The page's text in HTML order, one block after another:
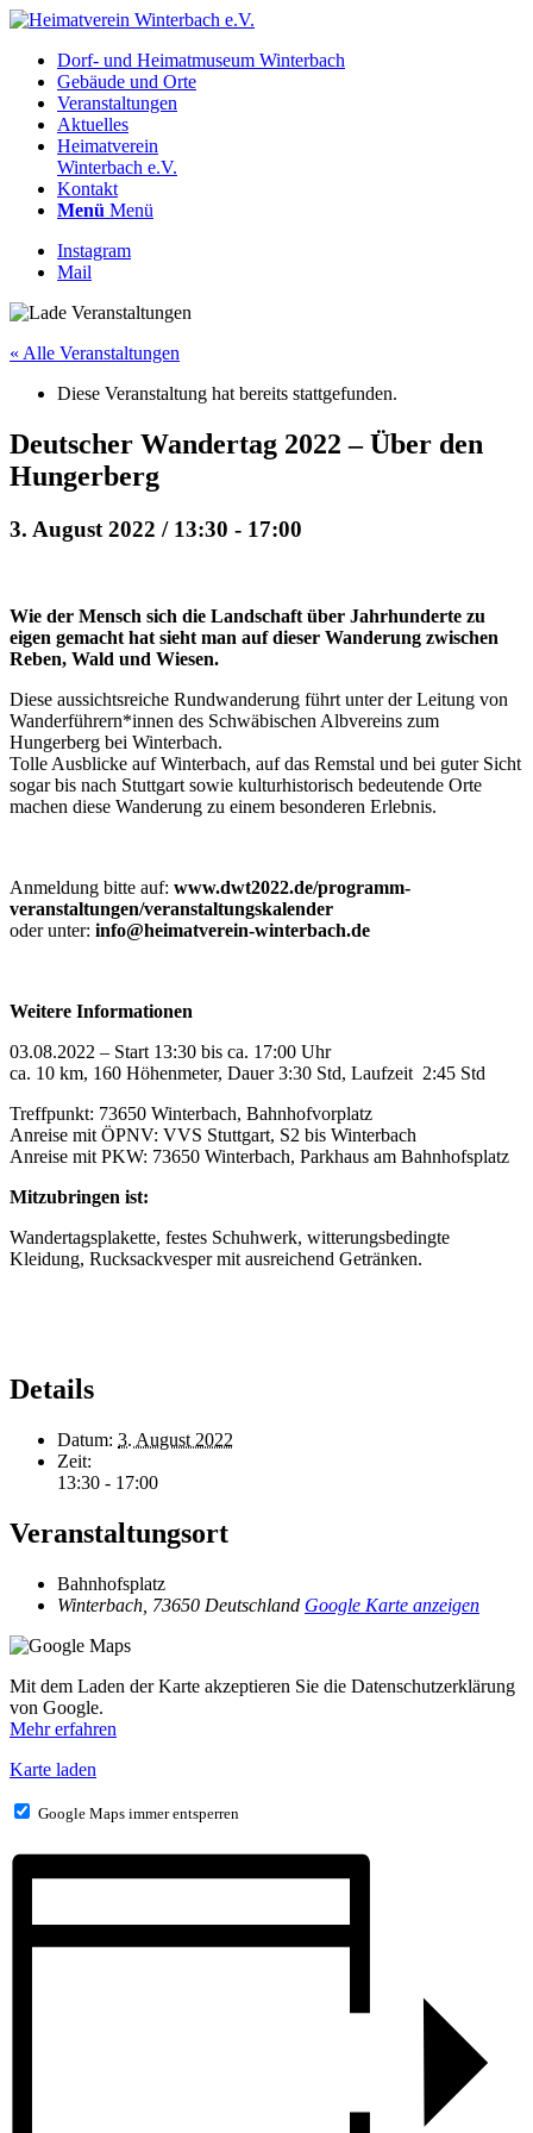
Dorf- und Heimatmuseum Winterbach
Gebäude und Orte
Veranstaltungen
Aktuelles
Heimatverein
Winterbach e.V.
Kontakt
Menü Menü
Instagram
Mail
« Alle Veranstaltungen
Diese Veranstaltung hat bereits stattgefunden.
Deutscher Wandertag 2022 – Über den
Hungerberg
3. August 2022 / 13:30 - 17:00
Wie der Mensch sich die Landschaft über Jahrhunderte zu
eigen gemacht hat sieht man auf dieser Wanderung zwischen
Reben, Wald und Wiesen.
Diese aussichtsreiche Rundwanderung führt unter der Leitung von
Wanderführern*innen des Schwäbischen Albvereins zum
Hungerberg bei Winterbach.
Tolle Ausblicke auf Winterbach, auf das Remstal und bei guter Sicht
sogar bis nach Stuttgart sowie kulturhistorisch bedeutende Orte
machen diese Wanderung zu einem besonderen Erlebnis.
Anmeldung bitte auf: www.dwt2022.de/programm-
veranstaltungen/veranstaltungskalender
oder unter: info@heimatverein-winterbach.de
Weitere Informationen
03.08.2022 – Start 13:30 bis ca. 17:00 Uhr
ca. 10 km, 160 Höhenmeter, Dauer 3:30 Std, Laufzeit 2:45 Std
Treffpunkt: 73650 Winterbach, Bahnhofvorplatz
Anreise mit ÖPNV: VVS Stuttgart, S2 bis Winterbach
Anreise mit PKW: 73650 Winterbach, Parkhaus am Bahnhofsplatz
Mitzubringen ist:
Wandertagsplakette, festes Schuhwerk, witterungsbedingte
Kleidung, Rucksackvesper mit ausreichend Getränken.
Details
Datum: 3. August 2022
Zeit:
13:30 - 17:00
Veranstaltungsort
Bahnhofsplatz
Winterbach 73650 Deutschland Google Karte anzeigen
Mit dem Laden der Karte akzeptieren Sie die Datenschutzerklärung
von Google.
Mehr erfahren
Karte laden
Google Maps immer entsperren